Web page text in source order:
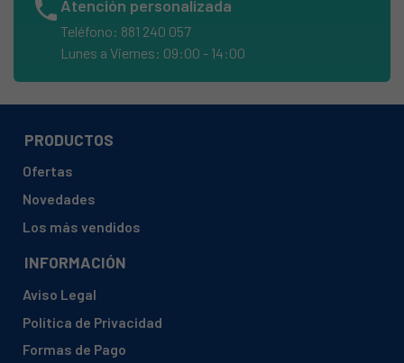
INDESIT, EWD 61482 W DE
INDESIT, EWD61052WEU
INDESIT, EWD61052WPL
INDESIT, EWD61052WTK
INDESIT, EWD61452WEU
INDESIT, EWD61452WFR
INDESIT, EWD71051WEU
phone Atención personalizada
Teléfono: 881 240 057
Lunes a Viernes: 09:00 - 14:00
PRODUCTOS
Ofertas
Novedades
Los más vendidos
INFORMACIÓN
Aviso Legal
Política de Privacidad
Formas de Pago